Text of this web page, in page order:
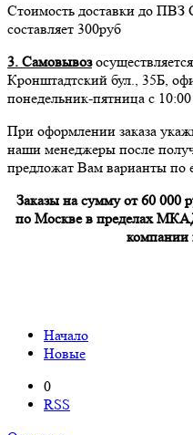
Стоимость доставки до
составляет 300руб
3. Самовывоз
Кронштадтский бул., 35Б,
понедельник-пятница с 10:00
При оформлении заказа
наши менеджеры после
предложат Вам варианты по
Заказы на сумму от 60
по Москве в пределах
компании
Начало
Новые
0
RSS